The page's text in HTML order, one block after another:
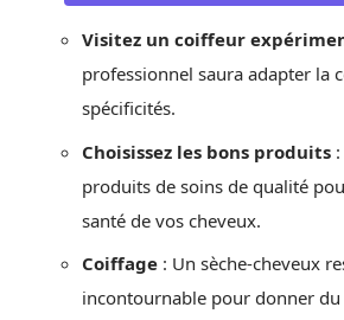
Visitez un coiffeur
professionnel saura adapter la
spécificités.
Choisissez les bons produits
produits de soins de qualité
santé de vos cheveux.
Coiffage : Un sèche-cheveux
incontournable pour donner